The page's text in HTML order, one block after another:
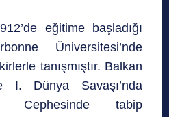
eğitime başladığı
Üniversitesi’nde
tanışmıştır. Balkan
I. Dünya Savaşı’nda
Cephesinde tabip